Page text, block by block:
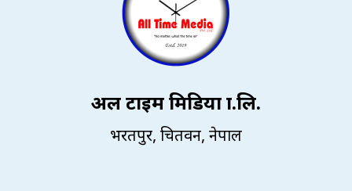
अल टाइम मिडिया प्रा.लि.
भरतपुर, चितवन, नेपाल